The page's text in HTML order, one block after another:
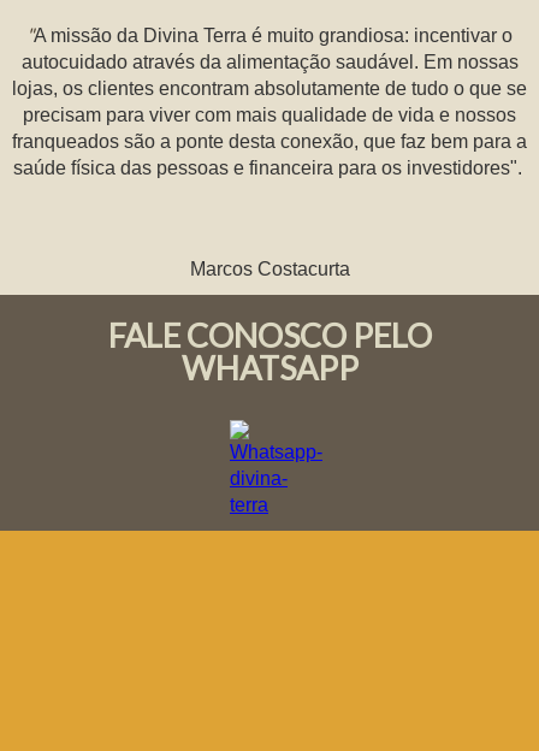
"A missão da Divina Terra é muito grandiosa: incentivar o
autocuidado através da alimentação saudável. Em nossas
lojas, os clientes encontram absolutamente de tudo o que se
precisam para viver com mais qualidade de vida e nossos
franqueados são a ponte desta conexão, que faz bem para a
saúde física das pessoas e financeira para os investidores".
Marcos Costacurta
FALE CONOSCO PELO
WHATSAPP